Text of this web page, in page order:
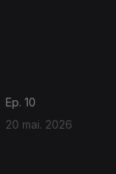
Ep. 10
20 mai. 2026